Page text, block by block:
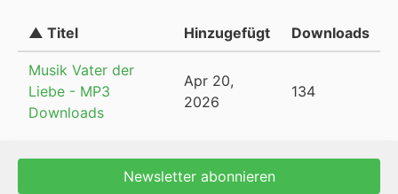
▲ Titel Hinzugefügt Downloads
Musik Vater der
Liebe - MP3
Downloads
Apr 20,
2026
134
Newsletter abonnieren